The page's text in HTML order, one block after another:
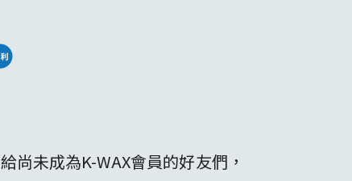
尚未成為K-WAX會員的好友們，